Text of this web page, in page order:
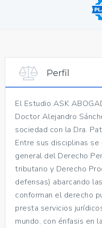
Perfil
El Estudio ASK
Doctor Alejandro
sociedad con la Dra.
Entre sus disciplinas
general del Derecho
tributario y Derecho
defensas) abarcando
conforman el derecho
presta servicios
mundo, con énfasis en